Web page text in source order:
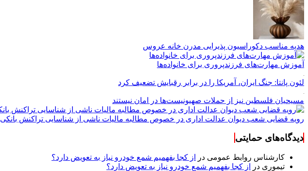
هدیه مناسب دکوراسیون پذیرایی مدرن خانه عروس
آموزش مهارت‌های فرزندپروری برای خانواده‌ها
لئون پانتا: جنگ ایران، آمریکا را در برابر رقبایش تضعیف کرد
مسیحیان فلسطین نیز از حملات صهیونیست‌ها در امان نیستند
رویه قضایی شعب دیوان عدالت اداری در خصوص مطالبه مالیات ناشی از شناسایی تراکنش بانکی
دیدگاه‌های حمایتی
کارشناس روابط عمومی در
از کجا بفهمیم شمع خودرو نیاز به تعویض دارد؟
تیموری در
از کجا بفهمیم شمع خودرو نیاز به تعویض دارد؟